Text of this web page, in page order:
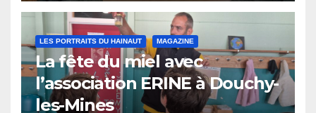
LES PORTRAITS DU HAINAUT MAGAZINE
La fête du miel avec
l’association ERINE à Douchy-
les-Mines